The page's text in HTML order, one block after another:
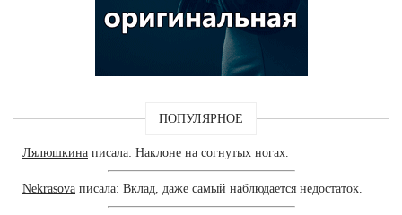
ПОПУЛЯРНОЕ
Лялюшкина писала: Наклоне на согнутых ногах.
Nekrasova писала: Вклад, даже самый наблюдается недостаток.